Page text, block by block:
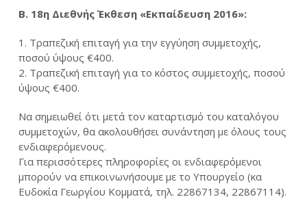
Β. 18η Διεθνής Έκθεση «Εκπαίδευση 2016»:
1. Τραπεζική επιταγή για την εγγύηση συμμετοχής,
ποσού ύψους €400.
2. Τραπεζική επιταγή για το κόστος συμμετοχής, ποσού
ύψους €400.
Να σημειωθεί ότι μετά τον καταρτισμό του καταλόγου
συμμετοχών, θα ακολουθήσει συνάντηση με όλους τους
ενδιαφερόμενους.
Για περισσότερες πληροφορίες οι ενδιαφερόμενοι
μπορούν να επικοινωνήσουμε με το Υπουργείο (κα
Ευδοκία Γεωργίου Κομματά, τηλ. 22867134, 22867114).